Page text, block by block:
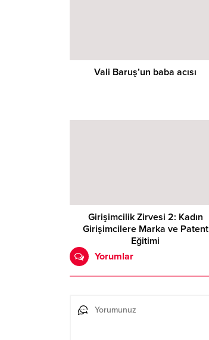
Vali Baruş’un baba acısı
Girişimcilik Zirvesi 2: Kadın
Girişimcilere Marka ve Patent
Eğitimi
Yorumlar